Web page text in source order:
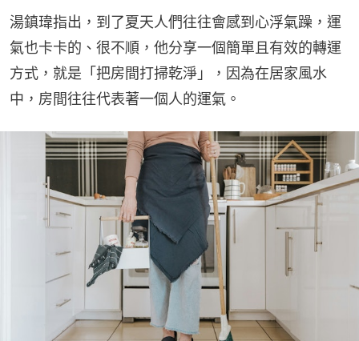
湯鎮瑋指出，到了夏天人們往往會感到心浮氣躁，運
氣也卡卡的、很不順，他分享一個簡單且有效的轉運
方式，就是「把房間打掃乾淨」，因為在居家風水
中，房間往往代表著一個人的運氣。